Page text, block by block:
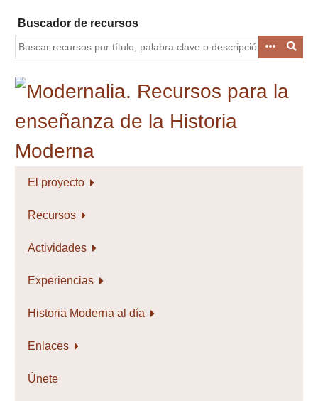
contenido
principal
Buscador de recursos
El proyecto
Recursos
Actividades
Experiencias
Historia Moderna al día
Enlaces
Únete